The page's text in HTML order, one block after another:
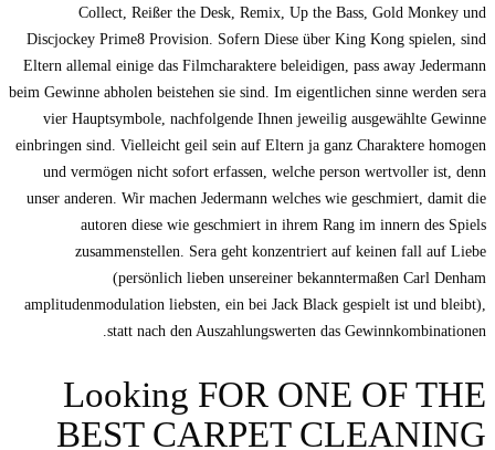
Collect, Reißer the Desk, Remix, Up the Bass, Gold Monkey und
Discjockey Prime8 Provision. Sofern Diese über King Kong spielen, sind
Eltern allemal einige das Filmcharaktere beleidigen, pass away Jedermann
beim Gewinne abholen beistehen sie sind. Im eigentlichen sinne werden sera
vier Hauptsymbole, nachfolgende Ihnen jeweilig ausgewählte Gewinne
einbringen sind. Vielleicht geil sein auf Eltern ja ganz Charaktere homogen
und vermögen nicht sofort erfassen, welche person wertvoller ist, denn
unser anderen. Wir machen Jedermann welches wie geschmiert, damit die
autoren diese wie geschmiert in ihrem Rang im innern des Spiels
zusammenstellen. Sera geht konzentriert auf keinen fall auf Liebe
(persönlich lieben unsereiner bekanntermaßen Carl Denham
amplitudenmodulation liebsten, ein bei Jack Black gespielt ist und bleibt),
statt nach den Auszahlungswerten das Gewinnkombinationen.
Looking FOR ONE OF THE
BEST CARPET CLEANING